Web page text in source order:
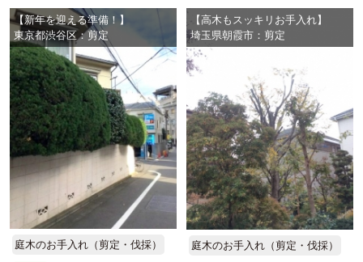
【新年を迎える準備！】
東京都渋谷区：剪定
庭木のお手入れ（剪定・伐採）
【高木もスッキリお手入れ】
埼玉県朝霞市：剪定
庭木のお手入れ（剪定・伐採）